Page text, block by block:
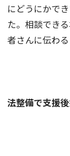
にどうにかで
た。相談でき
者さんに伝わる
法整備で支援